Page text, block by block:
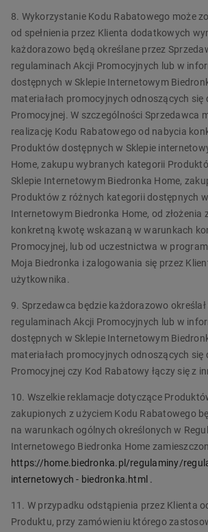
8. Wykorzystanie Kodu Rabatowego może
od spełnienia przez Klienta dodatkowych
każdorazowo będą określane przez
regulaminach Akcji Promocyjnych lub w
dostępnych w Sklepie Internetowym
materiałach promocyjnych odnoszących się
Promocyjnej. W szczególności Sprzedawca
realizację Kodu Rabatowego od nabycia
Produktów dostępnych w Sklepie
Home, zakupu wybranych kategorii
Sklepie Internetowym Biedronka Home,
Produktów z różnych kategorii dostępnych
Internetowym Biedronka Home, od złożenia
konkretną kwotę wskazaną w warunkach
Promocyjnej, lub od uczestnictwa w
Moja Biedronka i zalogowania się przez
użytkownika.
9. Sprzedawca będzie każdorazowo
regulaminach Akcji Promocyjnych lub w
dostępnych w Sklepie Internetowym
materiałach promocyjnych odnoszących się
Promocyjnej czy Kod Rabatowy łączy się z
10. Wszelkie reklamacje dotyczące
zakupionych z użyciem Kodu Rabatowego
na warunkach ogólnych określonych w
Internetowego Biedronka Home
https://home.biedronka.pl/regulaminy/
internetowych- biedronka.html .
11. W przypadku odstąpienia przez Klienta
Produktu, przy zamówieniu którego